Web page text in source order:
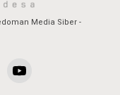
Media Siber